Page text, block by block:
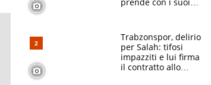
Trabzonspor, delirio
per Salah: tifosi
impazziti e lui firma
il contratto allo